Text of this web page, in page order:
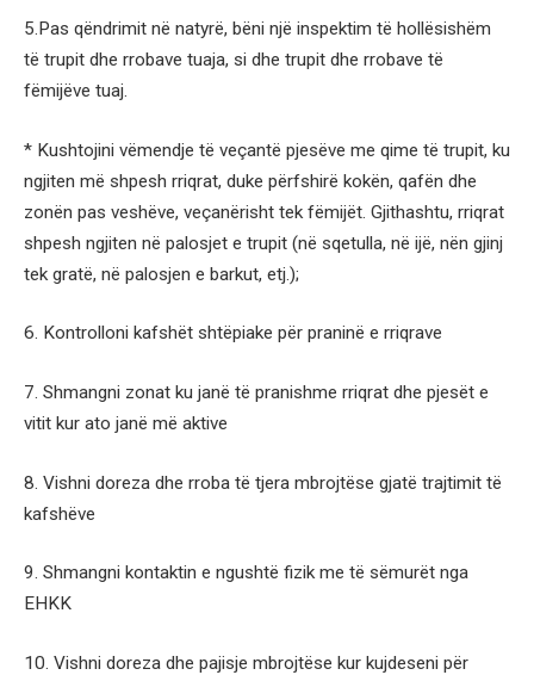
5.Pas qëndrimit në natyrë, bëni një inspektim të hollësishëm
të trupit dhe rrobave tuaja, si dhe trupit dhe rrobave të
fëmijëve tuaj.
* Kushtojini vëmendje të veçantë pjesëve me qime të trupit, ku
ngjiten më shpesh rriqrat, duke përfshirë kokën, qafën dhe
zonën pas veshëve, veçanërisht tek fëmijët. Gjithashtu, rriqrat
shpesh ngjiten në palosjet e trupit (në sqetulla, në ijë, nën gjinj
tek gratë, në palosjen e barkut, etj.);
6. Kontrolloni kafshët shtëpiake për praninë e rriqrave
7. Shmangni zonat ku janë të pranishme rriqrat dhe pjesët e
vitit kur ato janë më aktive
8. Vishni doreza dhe rroba të tjera mbrojtëse gjatë trajtimit të
kafshëve
9. Shmangni kontaktin e ngushtë fizik me të sëmurët nga
EHKK
10. Vishni doreza dhe pajisje mbrojtëse kur kujdeseni për